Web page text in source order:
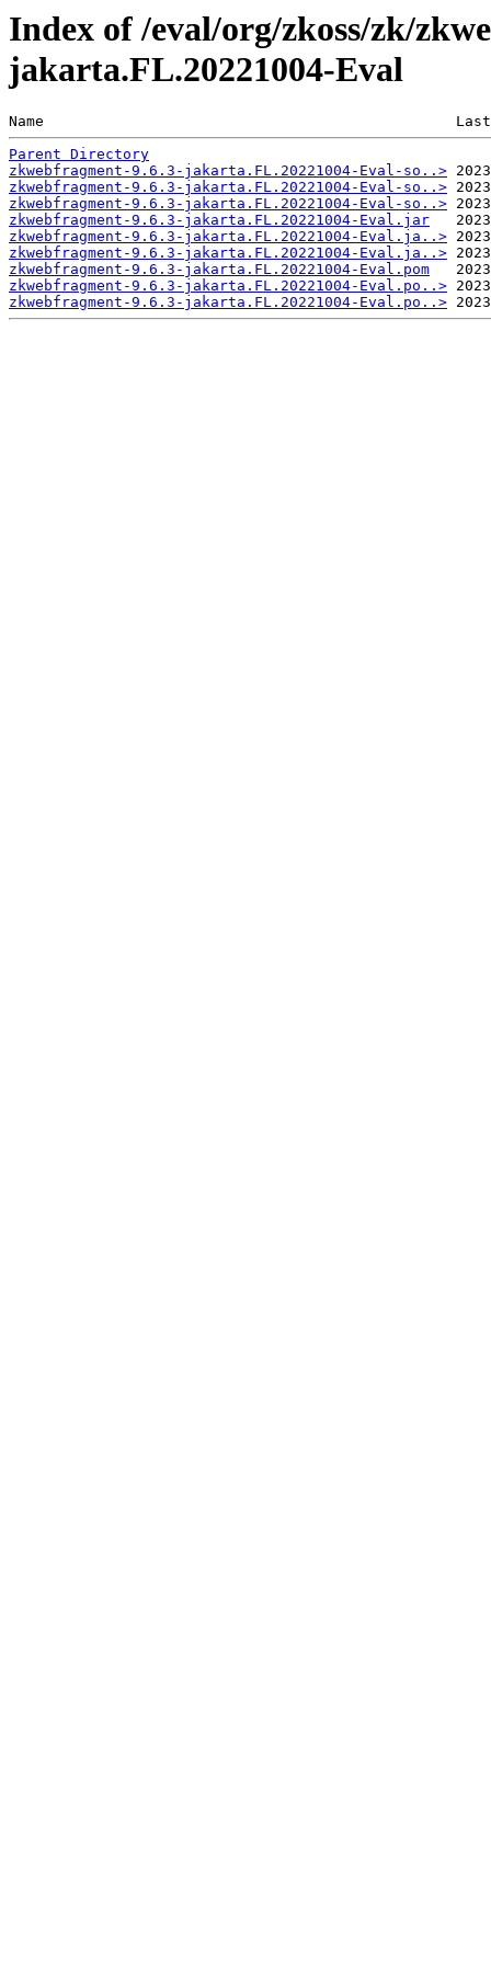
Index of /eval/org/zkoss/zk/
jakarta.FL.20221004-Eval
Name                                               Last
Parent Directory
zkwebfragment-9.6.3-jakarta.FL.20221004-Eval-so..>
zkwebfragment-9.6.3-jakarta.FL.20221004-Eval-so..>
zkwebfragment-9.6.3-jakarta.FL.20221004-Eval-so..>
zkwebfragment-9.6.3-jakarta.FL.20221004-Eval.jar
zkwebfragment-9.6.3-jakarta.FL.20221004-Eval.ja..>
zkwebfragment-9.6.3-jakarta.FL.20221004-Eval.ja..>
zkwebfragment-9.6.3-jakarta.FL.20221004-Eval.pom
zkwebfragment-9.6.3-jakarta.FL.20221004-Eval.po..>
zkwebfragment-9.6.3-jakarta.FL.20221004-Eval.po..>